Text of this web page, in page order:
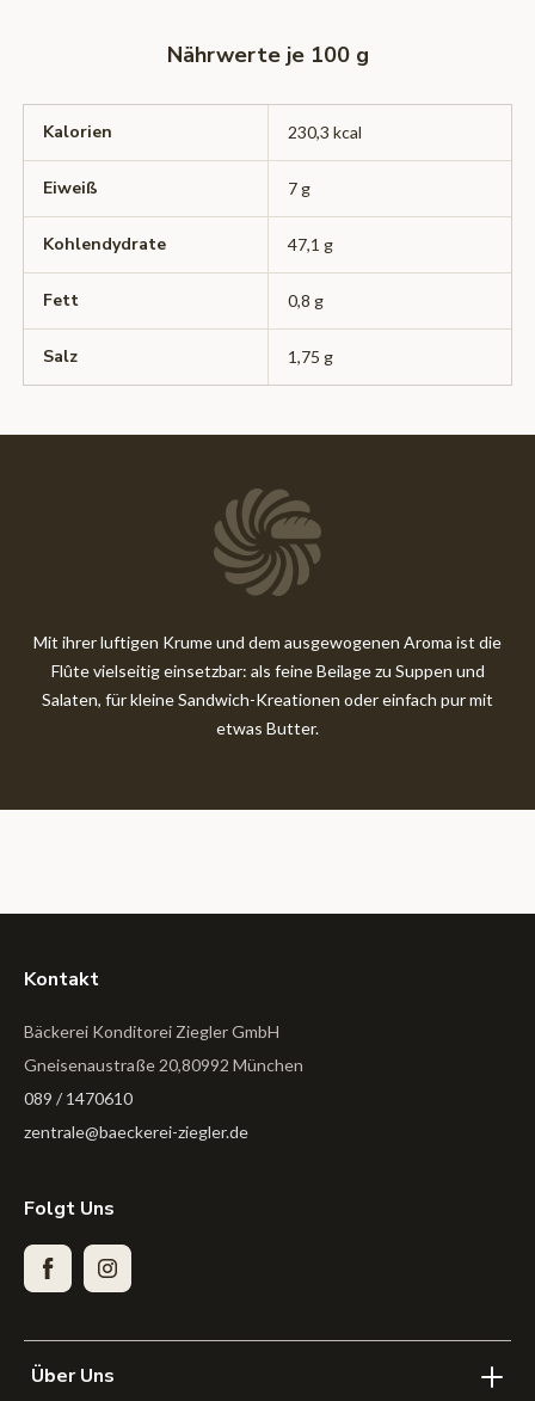
Nährwerte je 100 g
Kalorien 230,3 kcal
Eiweiß 7 g
Kohlendydrate 47,1 g
Fett 0,8 g
Salz 1,75 g
Mit ihrer luftigen Krume und dem ausgewogenen Aroma ist die
Flûte vielseitig einsetzbar: als feine Beilage zu Suppen und
Salaten, für kleine Sandwich-Kreationen oder einfach pur mit
etwas Butter.
Kontakt
Bäckerei Konditorei Ziegler GmbH
Gneisenaustraße 20,80992 München
089 / 1470610
zentrale@baeckerei-ziegler.de
Folgt Uns
Facebook Instagram
Über Uns